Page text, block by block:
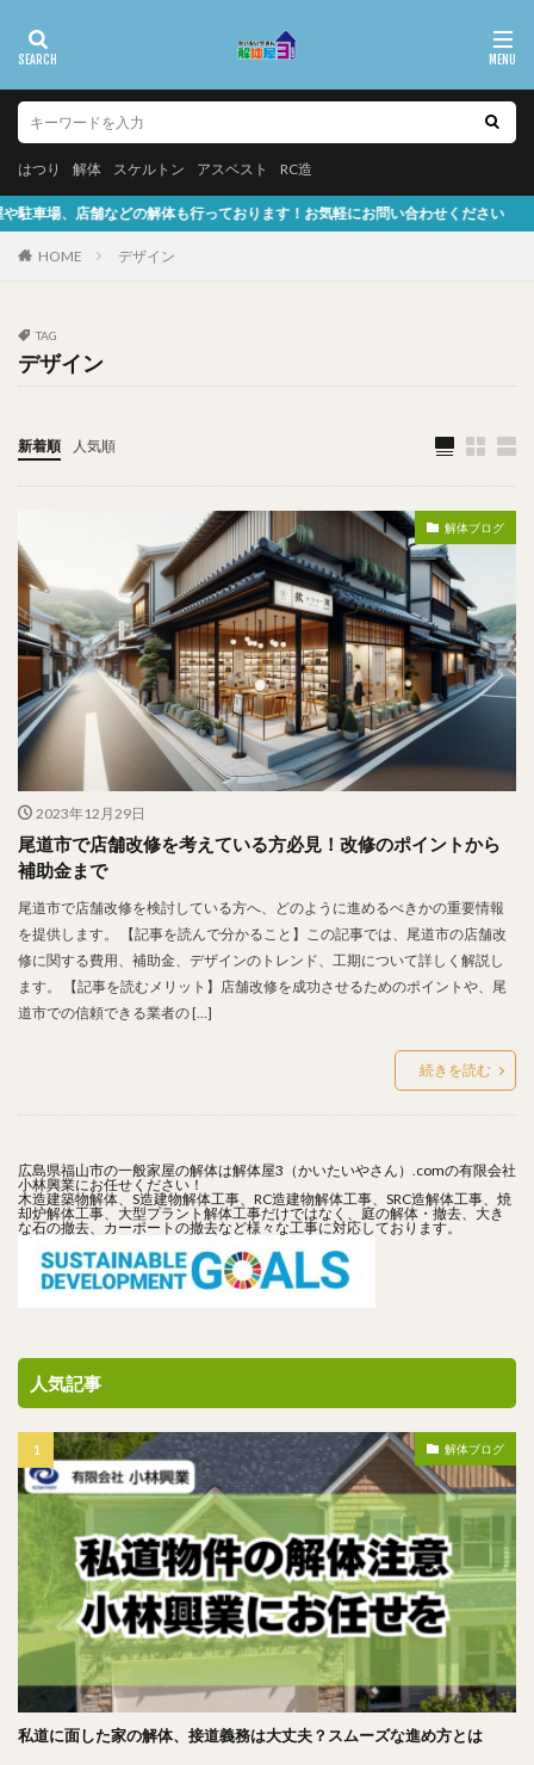
はつり 解体 スケルトン アスベスト RC造
などの解体も行っております！お気軽にお問い合わせください
HOME デザイン
TAG
デザイン
新着順 人気順
解体ブログ
2023年12月29日
尾道市で店舗改修を考えている方必見！改修のポイントから
補助金まで
尾道市で店舗改修を検討している方へ、どのように進めるべきかの重要情報
を提供します。 【記事を読んで分かること】この記事では、尾道市の店舗改
修に関する費用、補助金、デザインのトレンド、工期について詳しく解説し
ます。 【記事を読むメリット】店舗改修を成功させるためのポイントや、尾
道市での信頼できる業者の […]
続きを読む
広島県福山市の一般家屋の解体は解体屋3（かいたいやさん）.comの有限会社
小林興業にお任せください！
木造建築物解体、S造建物解体工事、RC造建物解体工事、SRC造解体工事、焼
却炉解体工事、大型プラント解体工事だけではなく、庭の解体・撤去、大き
な石の撤去、カーポートの撤去など様々な工事に対応しております。
人気記事
解体ブログ
私道に面した家の解体、接道義務は大丈夫？スムーズな進め方とは